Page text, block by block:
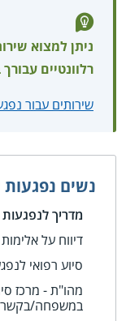
ניתן למצוא
רלוונטיים
שירותים עבור
נשים
מדריך
דיווח על
סיוע רפואי
מהו"ת - מרכז
במשפחה/בקשר